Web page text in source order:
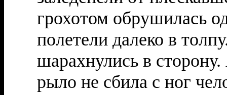
грохотом обрушилась
полетели далеко в
шарахнулись в
рыло не сбила с ног